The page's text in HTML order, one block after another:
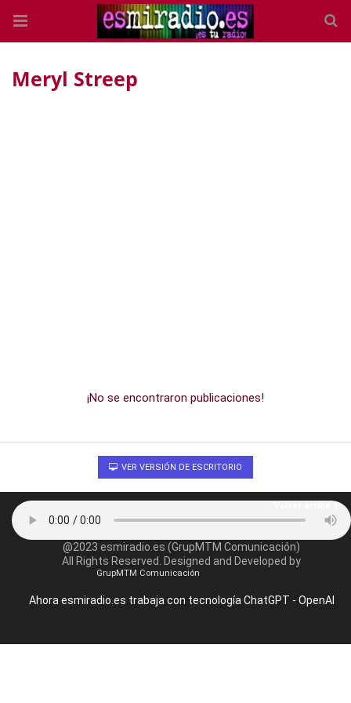
Meryl Streep
¡No se encontraron publicaciones!
VER VERSIÓN DE ESCRITORIO
@2023 esmiradio.es (GrupMTM Comunicación)
All Rights Reserved. Designed and Developed by
GrupMTM Comunicación
Ahora esmiradio.es trabaja con tecnología ChatGPT - OpenAI